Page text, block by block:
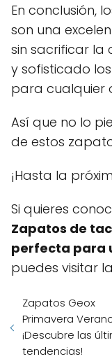
En conclusión,
son una
sin sacrificar la
y sofisticado
para cualquier
Así que no lo
de estos
¡Hasta la
Si quieres
Zapatos de
perfecta para
puedes visitar
Zapatos Geox
Primavera
¡Descubre las
tendencias!